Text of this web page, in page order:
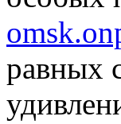
равных